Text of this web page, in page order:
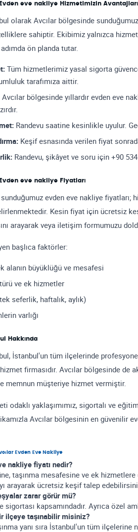
eve nakliye Hizmetimizin Avantajları
olarak Avcılar bölgesinde
sahiptir. Ekibimiz yalnızca
ön planda tutar.
Tüm hizmetlerimiz yasal sigorta
tarafımıza aittir.
Avcılar bölgesinde yıllardır evden eve
Randevu saatine kesinlikle uyulur.
Keşif esnasında verilen fiyat
Randevu, şikâyet ve soru için +90
eve nakliye Fiyatları
evden eve nakliye
Kesin fiyat için ücretsiz
arayarak veya iletişim formumuzu
başlıca faktörler:
alanın büyüklüğü ve mesafesi
ve ek hizmetler
seferlik, haftalık, aylık)
varlığı
Hakkında
İstanbul'un tüm ilçelerinde
firmasıdır. Avcılar bölgesinde de
memnun müşteriye hizmet vermiştir.
odaklı yaklaşımımız, sigortalı ve
Avcılar bölgesinin en güvenilir
Evden Eve Nakliye
nakliye fiyatı nedir?
taşınma mesafesine ve ek
arayarak ücretsiz keşif talep
zarar görür mü?
sigortası kapsamındadır. Ayrıca özel
ilçeye taşınabilir misiniz?
yanı sıra İstanbul'un tüm ilçelerine